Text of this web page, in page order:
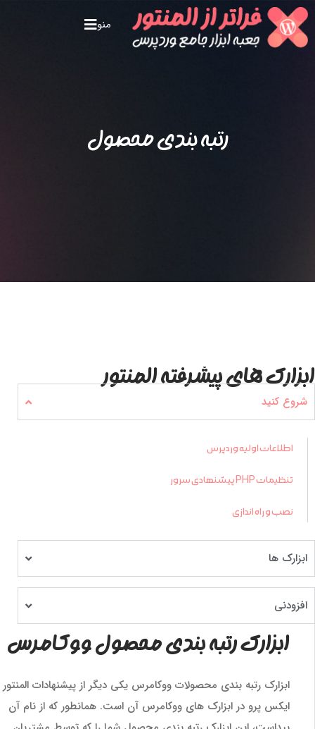
منو
رتبه بندی محصول
ابزارک های پیشرفته المنتور
شروع کنید
اطلاعات اولیه وردپرس
تنظیمات PHP پیشنهادی سرور
نصب و راه اندازی
ابزارک ها
افزودنی
ابزارک رتبه بندی محصول ووکامرس
ابزارک رتبه بندی محصولات ووکامرس یکی دیگر از پیشنهادات المنتور
ایکس پرو در ابزارک های ووکامرس آن است. همانطور که از نام آن